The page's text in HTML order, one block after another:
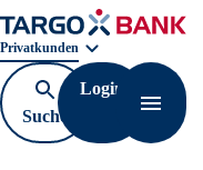
Geschäftsbereichnavigation.
Privatkunden
Suche
öffnen
Login